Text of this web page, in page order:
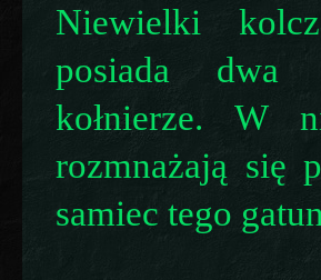
Niewielki
posiada dwa
kołnierze. W
rozmnażają się
samiec tego